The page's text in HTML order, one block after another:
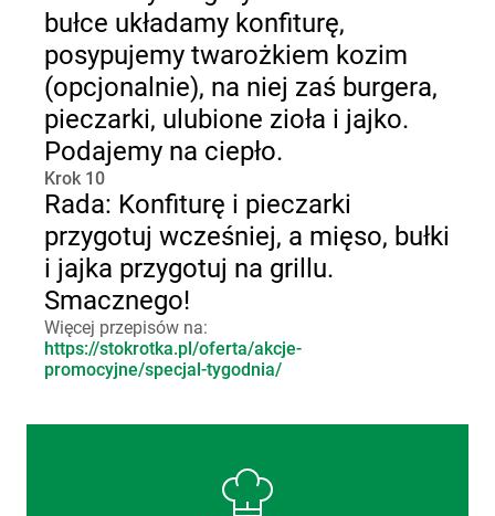
bułce układamy konfiturę,
posypujemy twarożkiem kozim
(opcjonalnie), na niej zaś burgera,
pieczarki, ulubione zioła i jajko.
Podajemy na ciepło.
Krok 10
Rada: Konfiturę i pieczarki
przygotuj wcześniej, a mięso, bułki
i jajka przygotuj na grillu.
Smacznego!
Więcej przepisów na:
https://stokrotka.pl/oferta/akcje-
promocyjne/specjal-tygodnia/